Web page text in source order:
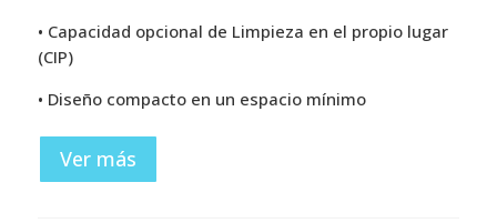
• Capacidad opcional de Limpieza en el propio lugar
(CIP)
• Diseño compacto en un espacio mínimo
Ver más